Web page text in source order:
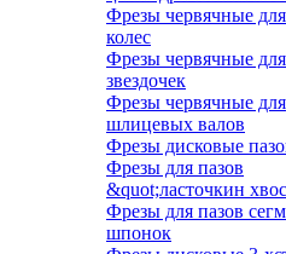
Фрезы червячные
колес
Фрезы червячные для
звездочек
Фрезы червячные для
шлицевых валов
Фрезы дисковые
Фрезы для пазов
&quot;ласточкин
Фрезы для пазов
шпонок